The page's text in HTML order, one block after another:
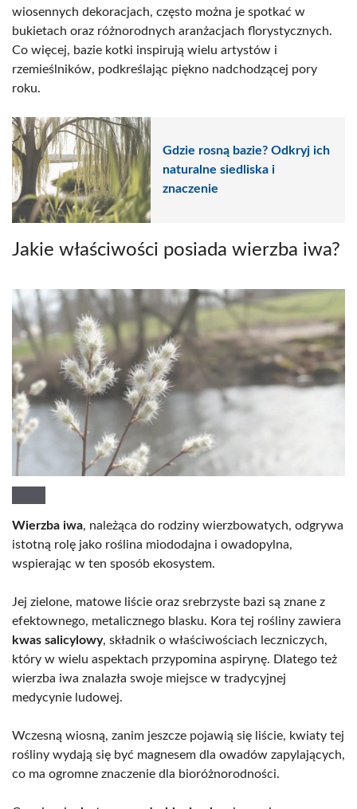
wiosennych dekoracjach, często można je spotkać w
bukietach oraz różnorodnych aranżacjach florystycznych.
Co więcej, bazie kotki inspirują wielu artystów i
rzemieślników, podkreślając piękno nadchodzącej pory
roku.
Gdzie rosną bazie? Odkryj ich
naturalne siedliska i
znaczenie
Jakie właściwości posiada wierzba iwa?
Wierzba iwa, należąca do rodziny wierzbowatych, odgrywa
istotną rolę jako roślina miododajna i owadopylna,
wspierając w ten sposób ekosystem.
Jej zielone, matowe liście oraz srebrzyste bazi są znane z
efektownego, metalicznego blasku. Kora tej rośliny zawiera
kwas salicylowy, składnik o właściwościach leczniczych,
który w wielu aspektach przypomina aspirynę. Dlatego też
wierzba iwa znalazła swoje miejsce w tradycyjnej
medycynie ludowej.
Wczesną wiosną, zanim jeszcze pojawią się liście, kwiaty tej
rośliny wydają się być magnesem dla owadów zapylających,
co ma ogromne znaczenie dla bioróżnorodności.